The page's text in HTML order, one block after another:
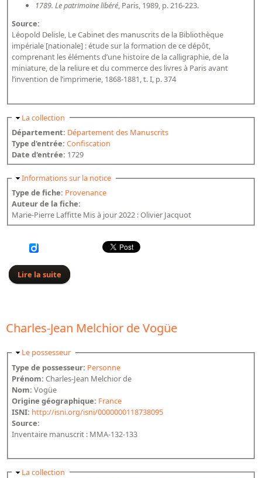
1789. Le patrimoine libéré , Paris, 1989, p. 216-223.
Source:
Léopold Delisle, Le Cabinet des manuscrits de la Bibliothèque
impériale [nationale] : étude sur la formation de ce dépôt,
comprenant les éléments d’une histoire de la calligraphie, de la
miniature, de la reliure et du commerce des livres à Paris avant
l’invention de l’imprimerie, 1868-1881, t. I, p. 374
Masquer
La collection
Département: Département des Manuscrits
Type d'entrée:Confiscation
Date d'entrée: 1729
Masquer
Informations sur la notice
Type de fiche: Provenance
Auteur de la fiche:
Marie-Pierre Laffitte Mis à jour 2022 : Olivier Jacquot
Lire la suite
Charles-Jean Melchior de Vogüe
Masquer
Le possesseur
Type de possesseur: Personne
Prénom:Charles-Jean Melchior de
Nom:Vogüe
Origine géographique: France
ISNI: http://isni.org/isni/0000000118738095
Source:
Inventaire manuscrit : MMA-132-133
Masquer
La collection